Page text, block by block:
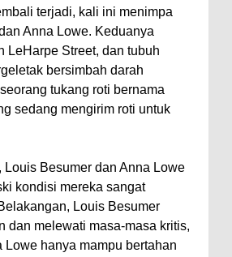
terjadi, kali ini menimpa
Anna Lowe. Keduanya
LeHarpe Street, dan tubuh
bersimbah darah
tukang roti bernama
sedang mengirim roti untuk
Louis Besumer dan Anna Lowe
kondisi mereka sangat
Louis Besumer
dan melewati masa-masa kritis,
Lowe hanya mampu bertahan